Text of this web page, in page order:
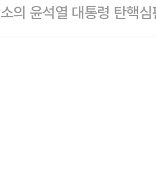
편은 부유하고 영향력
이 넘었다"고…
때문이다. 지난 9일 법
보낸 서류는 모두 '이사
의 윤석열 대통령 탄핵
가운데 양측 대진표가